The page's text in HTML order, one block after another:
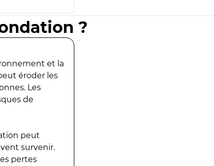
?
et la
éroder les
Les
de
peut
survenir.
pertes